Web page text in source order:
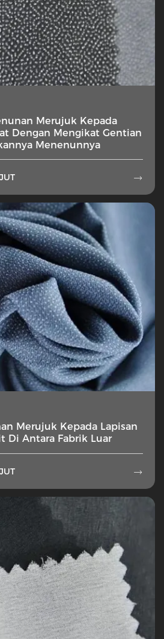
Merujuk Kepada
Dengan Mengikat Gentian
Menenunnya

Merujuk Kepada Lapisan
Di Antara Fabrik Luar
